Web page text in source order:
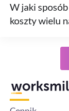
W jaki
koszty wielu